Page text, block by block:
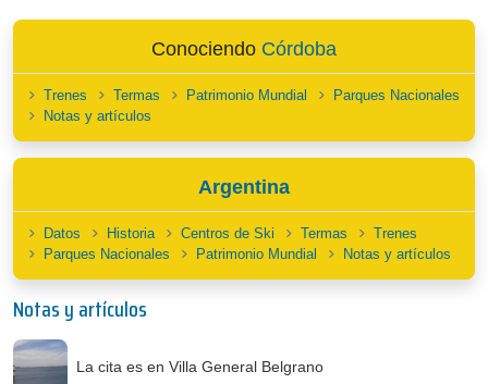
Conociendo Córdoba
Trenes Termas Patrimonio Mundial
Parques Nacionales
Notas y artículos
Argentina
Datos Historia Centros de Ski Termas
Trenes
Parques Nacionales
Patrimonio Mundial Notas y artículos
Notas y artículos
La cita es en Villa General Belgrano